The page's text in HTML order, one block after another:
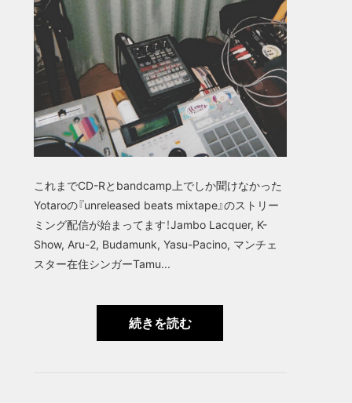
これまでCD-Rとbandcamp上でしか聞けなかった
Yotaroの『unreleased beats mixtape』のストリー
ミング配信が始まってます！Jambo Lacquer, K-
Show, Aru-2, Budamunk, Yasu-Pacino, マンチェ
スター在住シンガーTamu...
続きを読む